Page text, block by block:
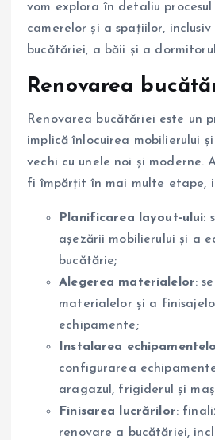
vom explora în detaliu
camerelor și a spațiilor,
bucătăriei, a băii și a
Renovarea
Renovarea bucătăriei este un
implică înlocuirea mobilierului
vechi cu unele noi și moderne.
fi împărțit în mai multe etape,
Planificarea layout-ului:
așezării mobilierului și a
bucătărie;
Alegerea materialelor:
materialelor și a
echipamente;
Instalarea
configurarea
aragazul, frigiderul și
Finisarea lucrărilor:
renovare a bucătăriei,